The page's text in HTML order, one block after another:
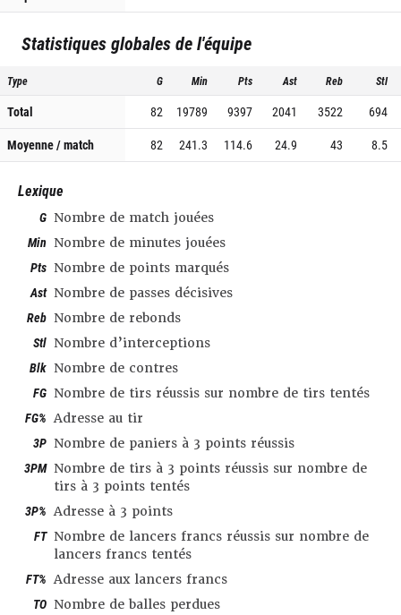
Statistiques globales de l'équipe
Type G Min Pts Ast Reb Stl
Total 82 19789 9397 2041 3522
694
Moyenne / match
82 241.3 114.6 24.9 43 8.5
Lexique
G Nombre de match jouées
Min Nombre de minutes jouées
Pts Nombre de points marqués
Ast Nombre de passes décisives
Reb Nombre de rebonds
Stl Nombre d’interceptions
Blk Nombre de contres
FG Nombre de tirs réussis sur nombre de tirs tentés
FG% Adresse au tir
3P Nombre de paniers à 3 points réussis
3PM Nombre de tirs à 3 points réussis sur nombre de
tirs à 3 points tentés
3P% Adresse à 3 points
FT Nombre de lancers francs réussis sur nombre de
lancers francs tentés
FT% Adresse aux lancers francs
TO Nombre de balles perdues